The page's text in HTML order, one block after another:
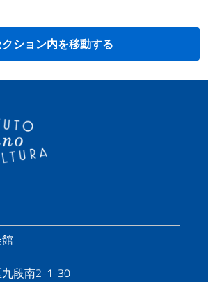
ション内を移動する
段南2-1-30